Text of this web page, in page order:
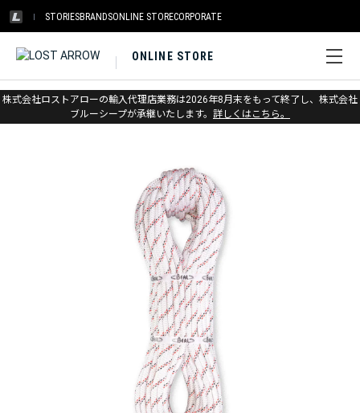
STORIESBRANDSONLINE STORECORPORATE
ONLINE STORE
株式会社ロストアローの輸入代理店業務は2026年8月末をもって終了し、株式会社
ブルーシープが承継いたします。 詳しくはこちら。
ホーム > ベアール > プロ製品